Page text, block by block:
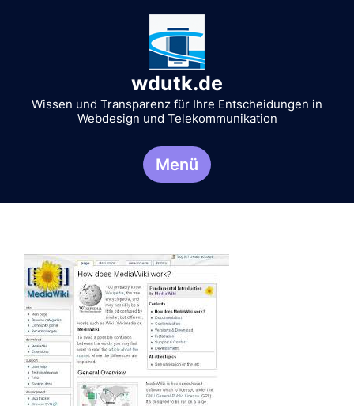
wdutk.de
Wissen und Transparenz für Ihre Entscheidungen in
Webdesign und Telekommunikation
Menü